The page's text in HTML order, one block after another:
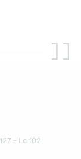
– Lc 102